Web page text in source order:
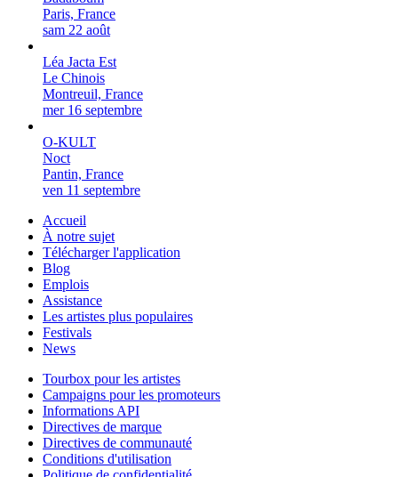
Paris, France
sam 22 août
Léa Jacta Est
Le Chinois
Montreuil, France
mer 16 septembre
O-KULT
Noct
Pantin, France
ven 11 septembre
Accueil
À notre sujet
Télécharger l'application
Blog
Emplois
Assistance
Les artistes plus populaires
Festivals
News
Tourbox pour les artistes
Campaigns pour les promoteurs
Informations API
Directives de marque
Directives de communauté
Conditions d'utilisation